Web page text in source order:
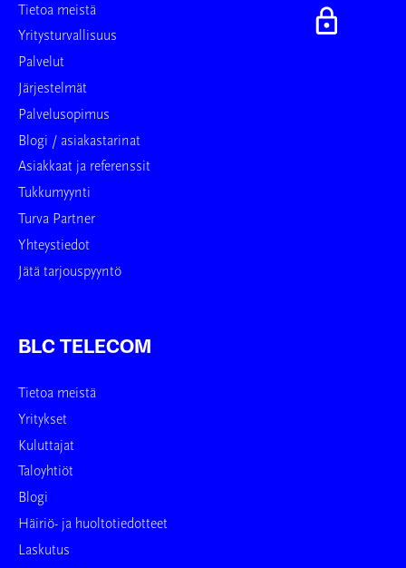
Tietoa meistä
Yritysturvallisuus
Palvelut
Järjestelmät
Palvelusopimus
Blogi / asiakastarinat
Asiakkaat ja referenssit
Tukkumyynti
Turva Partner
Yhteystiedot
Jätä tarjouspyyntö
BLC TELECOM
Tietoa meistä
Yritykset
Kuluttajat
Taloyhtiöt
Blogi
Häiriö- ja huoltotiedotteet
Laskutus